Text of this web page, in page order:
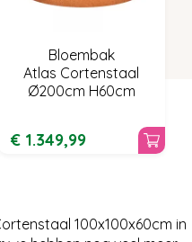
Bloembak
Atlas Cortenstaal
Ø200cm H60cm
€ 1.349,99
100x100x60cm in